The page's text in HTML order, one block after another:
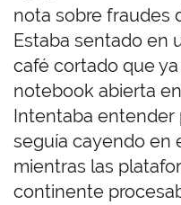
nota sobre fraudes
Estaba sentado en
café cortado que
notebook abierta
Intentaba
seguía cayendo en
mientras las
continente